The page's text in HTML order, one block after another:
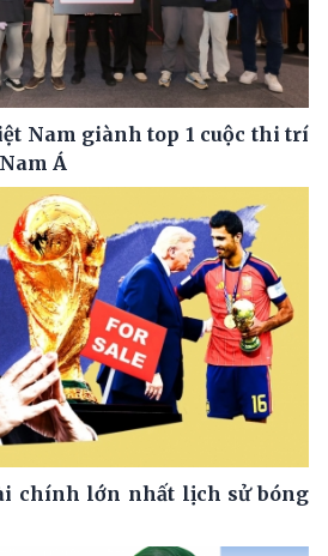
Nam giành top 1 cuộc thi trí
Á
chính lớn nhất lịch sử bóng